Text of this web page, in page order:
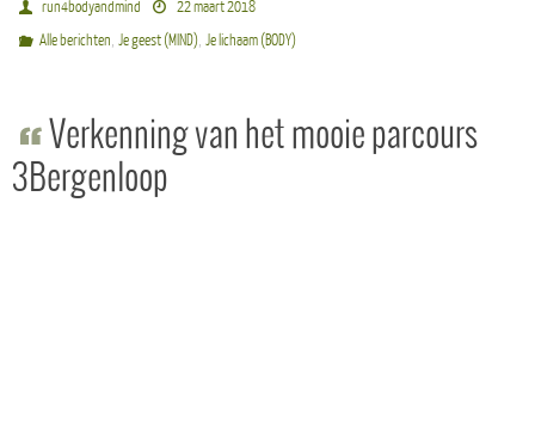
run4bodyandmind
22 maart 2018
Alle berichten,Je geest (MIND),Je lichaam (BODY)
Verkenning van het mooie parcours
3Bergenloop